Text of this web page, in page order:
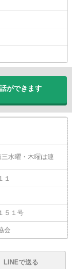
ができます
水曜・木曜は連
１
５１号
会
LINEで送る